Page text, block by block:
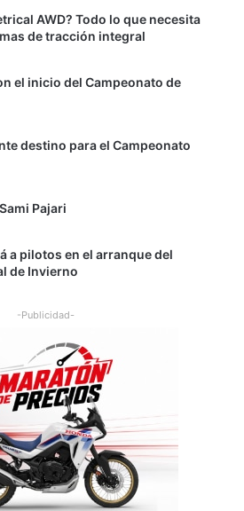
AWD? Todo lo que necesita
de tracción integral
el inicio del Campeonato de
destino para el Campeonato
Pajari
a pilotos en el arranque del
de Invierno
-Publicidad-